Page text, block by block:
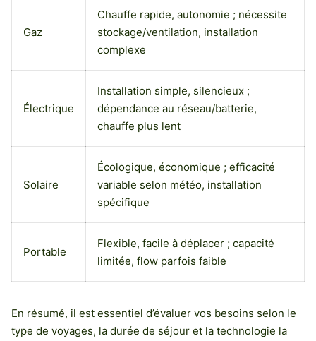
Gaz
Chauffe rapide, autonomie ; nécessite
stockage/ventilation, installation
complexe
Électrique
Installation simple, silencieux ;
dépendance au réseau/batterie,
chauffe plus lent
Solaire
Écologique, économique ; efficacité
variable selon météo, installation
spécifique
Portable
Flexible, facile à déplacer ; capacité
limitée, flow parfois faible
En résumé, il est essentiel d’évaluer vos besoins selon le
type de voyages, la durée de séjour et la technologie la